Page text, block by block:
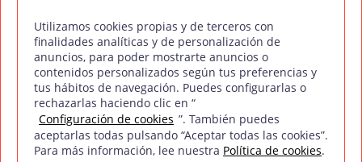
Síguenos en Redes Sociales
Política de privacidad Política de cookies
Aviso legal
Utilizamos cookies propias y de terceros con
finalidades analíticas y de personalización de
anuncios, para poder mostrarte anuncios o
contenidos personalizados según tus preferencias y
tus hábitos de navegación. Puedes configurarlas o
rechazarlas haciendo clic en “
Configuración de cookies ”. También puedes
aceptarlas todas pulsando “Aceptar todas las cookies”.
Para más información, lee nuestra Política de cookies.